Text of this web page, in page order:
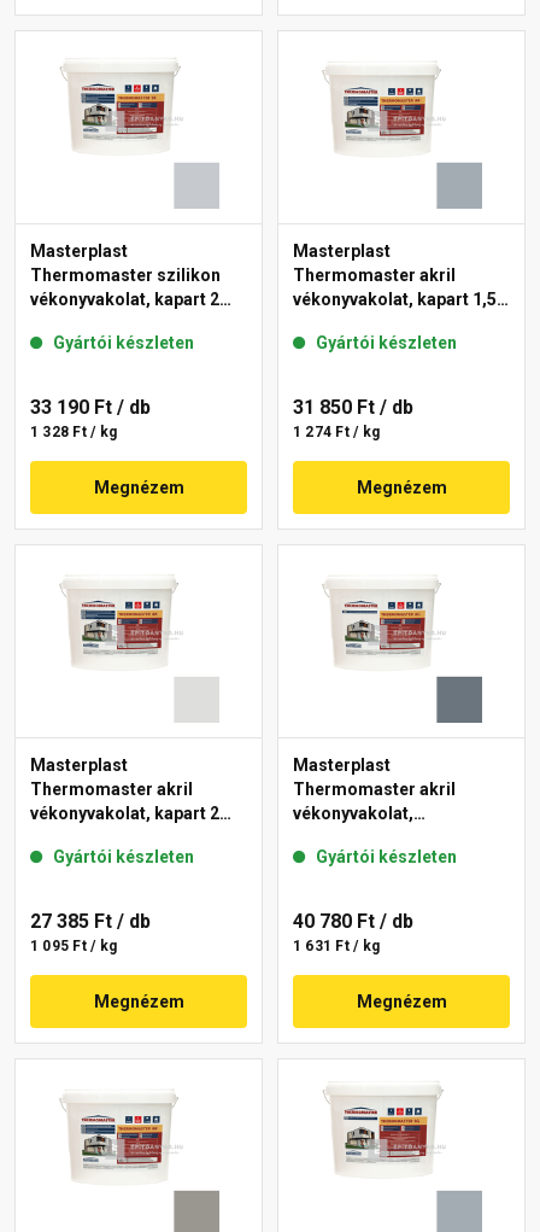
Masterplast
Thermomaster szilikon
vékonyvakolat, kapart 2
Gyártói készleten
33 190 Ft / db
1 328 Ft / kg
Megnézem
Masterplast
Thermomaster akril
vékonyvakolat, kapart 1,5
Gyártói készleten
31 850 Ft / db
1 274 Ft / kg
Megnézem
Masterplast
Thermomaster akril
vékonyvakolat, kapart 2
Gyártói készleten
27 385 Ft / db
1 095 Ft / kg
Megnézem
Masterplast
Thermomaster akril
vékonyvakolat,
50-C 25 kg
Gyártói készleten
40 780 Ft / db
1 631 Ft / kg
Megnézem